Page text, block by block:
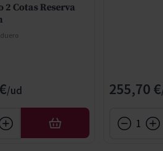
2 Cotas Reserva
AÑADIR
255,70 €